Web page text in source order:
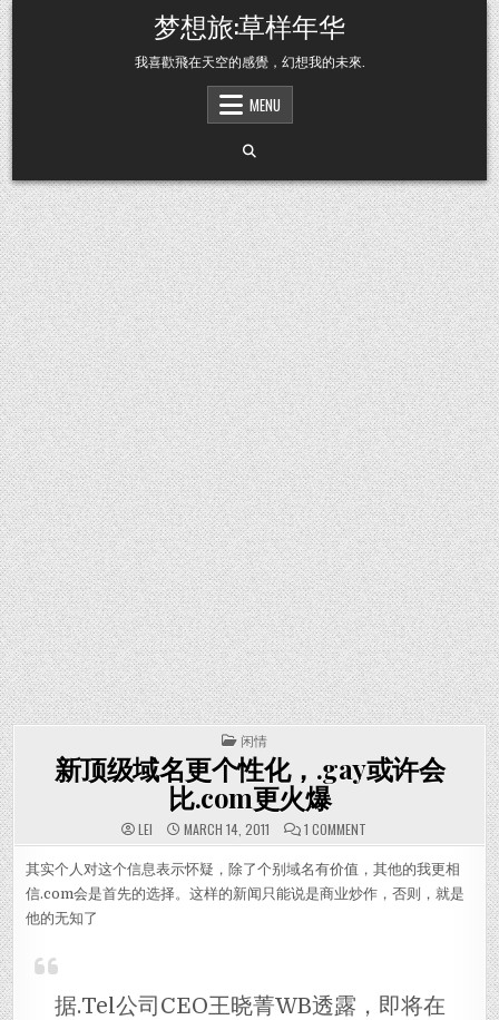
Skip to content 梦想旅:草样年华
我喜歡飛在天空的感覺，幻想我的未來.
MENU
POSTED IN
闲情
新顶级域名更个性化，.gay或许会
比.com更火爆
LEI MARCH 14, 2011 1 COMMENT ON 新顶级域名更个性
其实个人对这个信息表示怀疑，除了个别域名有价值，其他的我更相
信.com会是首先的选择。这样的新闻只能说是商业炒作，否则，就是
他的无知了
据.Tel公司CEO王晓菁WB透露，即将在